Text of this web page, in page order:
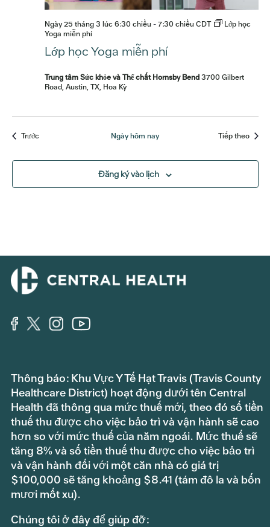
Lớp học Yoga miễn phí
Ngày 25 tháng 3 lúc 6:30 chiều-7:30 chiều CDT
Lớp học
Yoga miễn phí
Trung tâm Sức khỏe và Thể chất Hornsby Bend3700 Gilbert
Road, Austin, TX, Hoa Kỳ
TrướcCác sự kiện Ngày hôm nay Tiếp theoCác
Đăng ký vào lịch
Thông báo: Khu Vực Y Tế Hạt Travis (Travis County
Healthcare District) hoạt động dưới tên Central
Health đã thông qua mức thuế mới, theo đó số tiền
thuế thu được cho việc bảo trì và vận hành sẽ cao
hơn so với mức thuế của năm ngoái. Mức thuế sẽ
tăng 8% và số tiền thuế thu được cho việc bảo trì
và vận hành đối với một căn nhà có giá trị
$100,000 sẽ tăng khoảng $8.41 (tám đô la và bốn
mươi mốt xu).
Chúng tôi ở đây để giúp đỡ: